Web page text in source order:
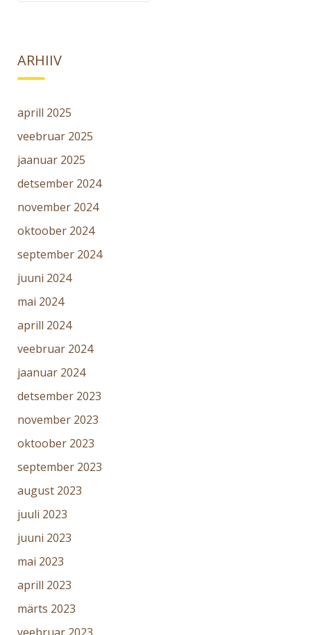
ARHIIV
aprill 2025
veebruar 2025
jaanuar 2025
detsember 2024
november 2024
oktoober 2024
september 2024
juuni 2024
mai 2024
aprill 2024
veebruar 2024
jaanuar 2024
detsember 2023
november 2023
oktoober 2023
september 2023
august 2023
juuli 2023
juuni 2023
mai 2023
aprill 2023
märts 2023
veebruar 2023